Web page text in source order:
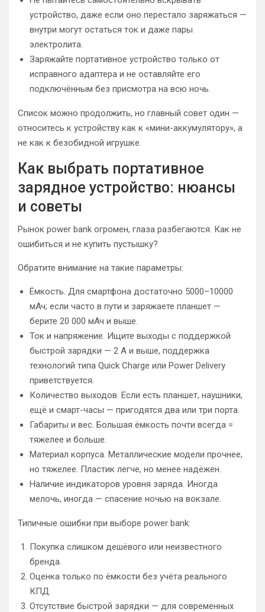
устройство, даже если оно перестало заряжаться —
внутри могут остаться ток и даже пары
электролита.
Заряжайте портативное устройство только от
исправного адаптера и не оставляйте его
подключённым без присмотра на всю ночь.
Список можно продолжить, но главный совет один —
относитесь к устройству как к «мини-аккумулятору», а
не как к безобидной игрушке.
Как выбрать портативное
зарядное устройство: нюансы
и советы
Рынок power bank огромен, глаза разбегаются. Как не
ошибиться и не купить пустышку?
Обратите внимание на такие параметры:
Ёмкость. Для смартфона достаточно 5000–10000
мАч; если часто в пути и заряжаете планшет —
берите 20 000 мАч и выше.
Ток и напряжение. Ищите выходы с поддержкой
быстрой зарядки — 2 А и выше, поддержка
технологий типа Quick Charge или Power Delivery
приветствуется.
Количество выходов. Если есть планшет, наушники,
ещё и смарт-часы — пригодятся два или три порта.
Габариты и вес. Большая ёмкость почти всегда =
тяжелее и больше.
Материал корпуса. Металлические модели прочнее,
но тяжелее. Пластик легче, но менее надёжен.
Наличие индикаторов уровня заряда. Иногда
мелочь, иногда — спасение ночью на вокзале.
Типичные ошибки при выборе power bank:
Покупка слишком дешёвого или неизвестного
бренда.
Оценка только по ёмкости без учёта реального
КПД.
Отсутствие быстрой зарядки — для современных